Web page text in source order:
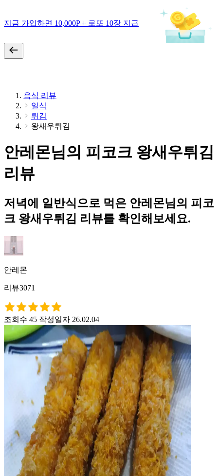
지금 가입하면 10,000P + 로또 10장 지급
음식 리뷰
일식
튀김
왕새우튀김
안레몬님의 피코크 왕새우튀김
리뷰
저녁에 일반식으로 먹은 안레몬님의 피코
크 왕새우튀김 리뷰를 확인해보세요.
안레몬
리뷰3071
조회수 45 작성일자 26.02.04